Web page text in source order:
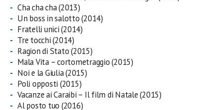
Cha cha cha (2013)
Un boss in salotto (2014)
Fratelli unici (2014)
Tre tocchi (2014)
Ragion di Stato (2015)
Mala Vita – cortometraggio (2015)
Noi e la Giulia (2015)
Poli opposti (2015)
Vacanze ai Caraibi – Il film di Natale (2015)
Al posto tuo (2016)